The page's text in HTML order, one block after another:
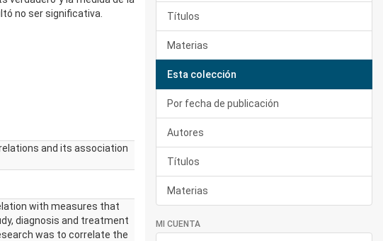
no ser significativa.
and its association
with measures that
diagnosis and treatment
was to correlate the
Títulos
Materias
Esta colección
Por fecha de publicación
Autores
Títulos
Materias
MI CUENTA